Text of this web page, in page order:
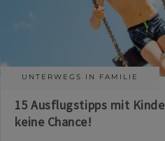
UNTERWEGS IN FAMILIE
15 Ausflugstipps mit
keine Chance!